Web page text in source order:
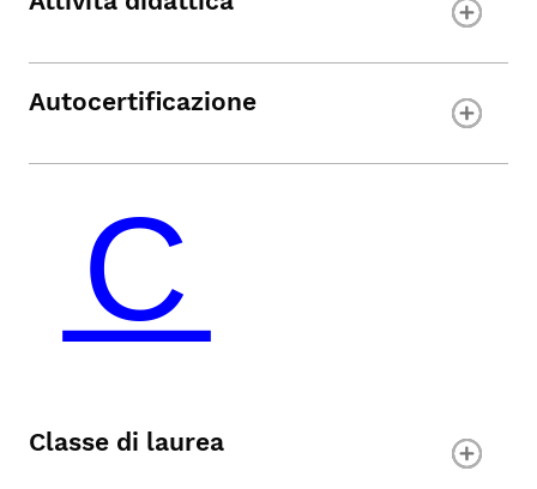
Autocertificazione
Classe di laurea